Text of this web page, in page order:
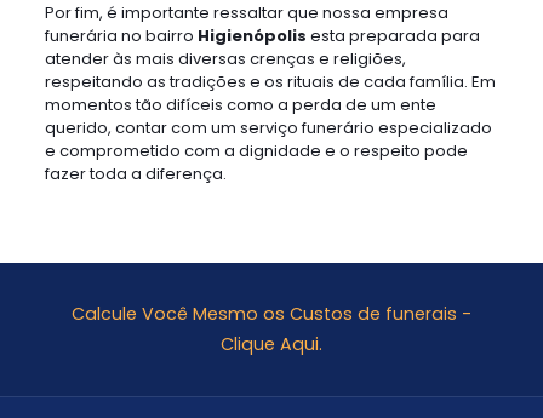
Por fim, é importante ressaltar que nossa empresa
funerária no bairro Higienópolis esta preparada para
atender às mais diversas crenças e religiões,
respeitando as tradições e os rituais de cada família. Em
momentos tão difíceis como a perda de um ente
querido, contar com um serviço funerário especializado
e comprometido com a dignidade e o respeito pode
fazer toda a diferença.
Calcule Você Mesmo os Custos de funerais -
Clique Aqui.